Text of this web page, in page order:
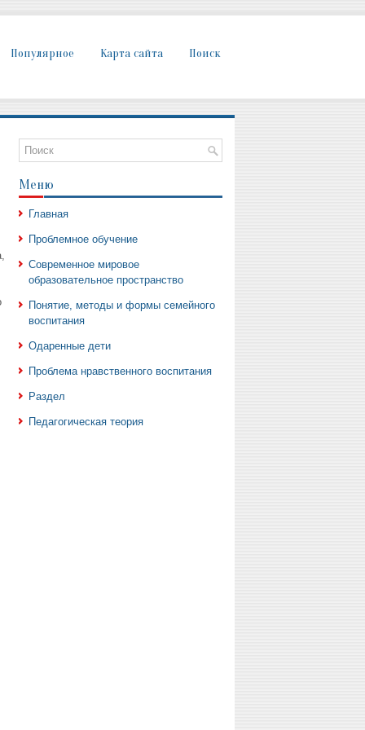
Популярное Карта сайта Поиск
Меню
Главная
Проблемное обучение
Современное мировое
образовательное пространство
Понятие, методы и формы семейного
воспитания
Одаренные дети
Проблема нравственного воспитания
Раздел
Педагогическая теория